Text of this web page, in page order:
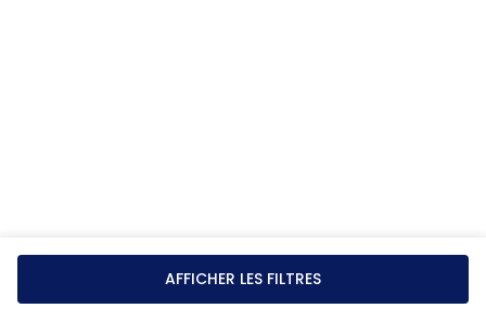
AFFICHER LES FILTRES